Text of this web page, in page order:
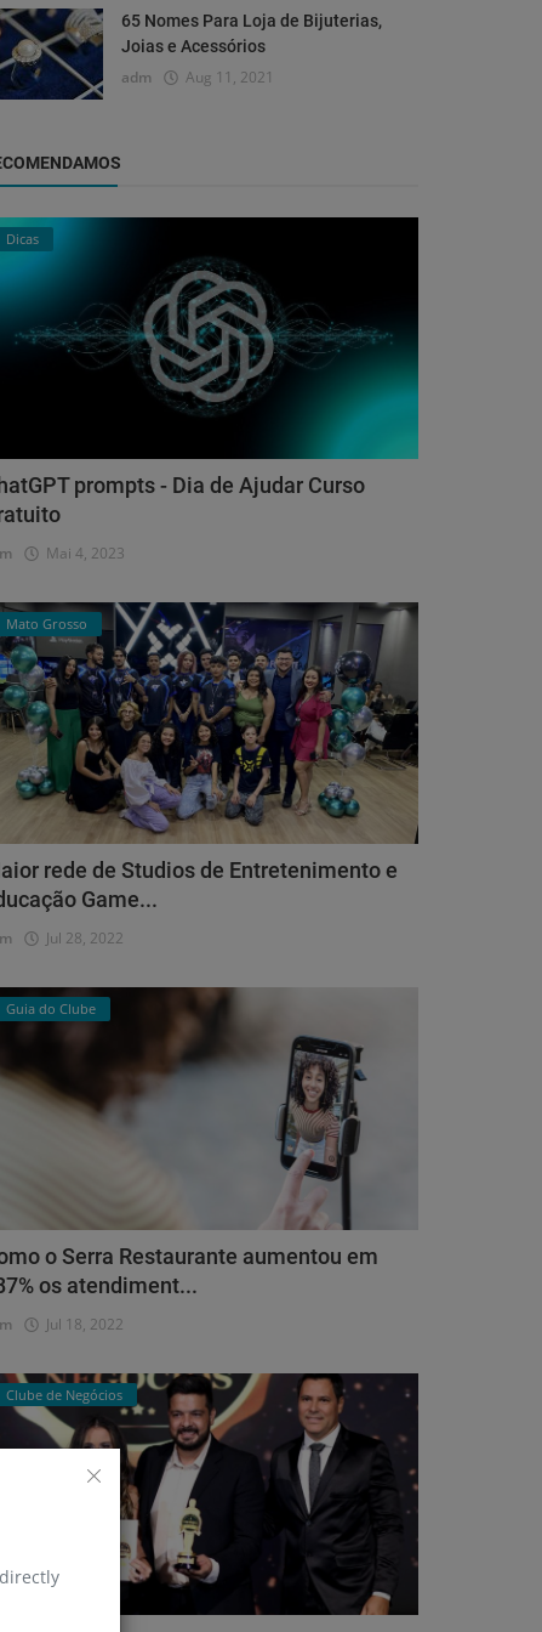
65 Nomes Para Loja de Bijuterias,
Joias e Acessórios
adm Aug 11, 2021
Dicas
prompts - Dia de Ajudar Curso
Mai 4, 2023
Mato Grosso
rede de Studios de Entretenimento e
Game...
Jul 28, 2022
Guia do Clube
o Serra Restaurante aumentou em
os atendiment...
Jul 18, 2022
Clube de Negócios